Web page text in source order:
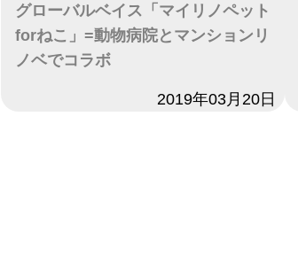
グローバルベイス「マイリノペット
forねこ」=動物病院とマンションリ
ノベでコラボ
2019年03月20日